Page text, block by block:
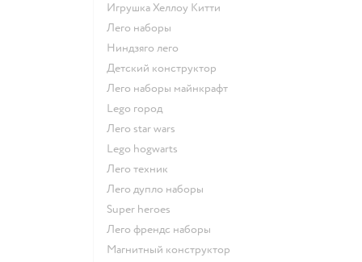
Игрушка Хеллоу Китти
Лего наборы
Ниндзяго лего
Детский конструктор
Лего наборы майнкрафт
Lego город
Лего star wars
Lego hogwarts
Лего техник
Лего дупло наборы
Super heroes
Лего френдс наборы
Магнитный конструктор